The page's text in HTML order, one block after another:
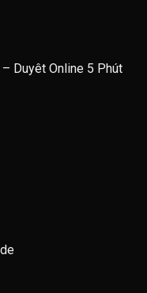
Duyêt Online 5 Phút